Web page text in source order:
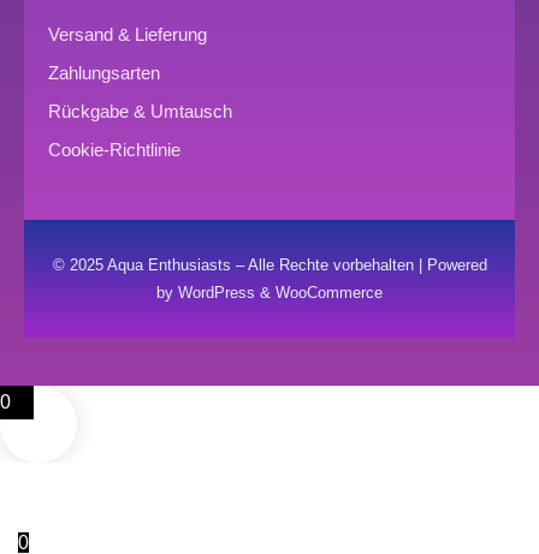
Versand & Lieferung
Zahlungsarten
Rückgabe & Umtausch
Cookie-Richtlinie
© 2025 Aqua Enthusiasts – Alle Rechte vorbehalten | Powered
by WordPress & WooCommerce
0
0